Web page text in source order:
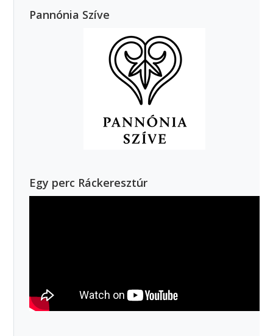
Pannónia Szíve
Egy perc Ráckeresztúr